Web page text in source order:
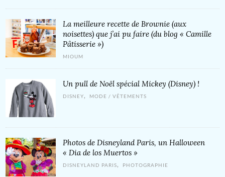
La meilleure recette de Brownie (aux
noisettes) que j’ai pu faire (du blog « Camille
Pâtisserie »)
MIOUM
Un pull de Noël spécial Mickey (Disney) !
DISNEY, MODE / VÊTEMENTS
Photos de Disneyland Paris, un Halloween
« Dia de los Muertos »
DISNEYLAND PARIS, PHOTOGRAPHIE